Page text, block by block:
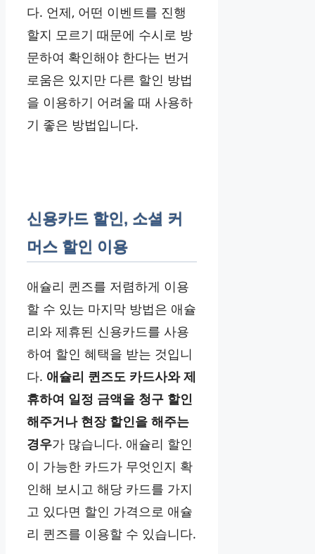
다. 언제, 어떤 이벤트를 진행
할지 모르기 때문에 수시로 방
문하여 확인해야 한다는 번거
로움은 있지만 다른 할인 방법
을 이용하기 어려울 때 사용하
기 좋은 방법입니다.
신용카드 할인, 소셜 커
머스 할인 이용
애슐리 퀸즈를 저렴하게 이용
할 수 있는 마지막 방법은 애슐
리와 제휴된 신용카드를 사용
하여 할인 혜택을 받는 것입니
다. 애슐리 퀸즈도 카드사와 제
휴하여 일정 금액을 청구 할인
해주거나 현장 할인을 해주는
경우가 많습니다. 애슐리 할인
이 가능한 카드가 무엇인지 확
인해 보시고 해당 카드를 가지
고 있다면 할인 가격으로 애슐
리 퀸즈를 이용할 수 있습니다.